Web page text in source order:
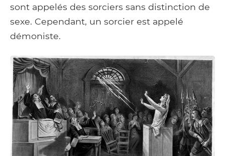
sont appelés des sorciers sans distinction de
sexe. Cependant, un sorcier est appelé
démoniste.